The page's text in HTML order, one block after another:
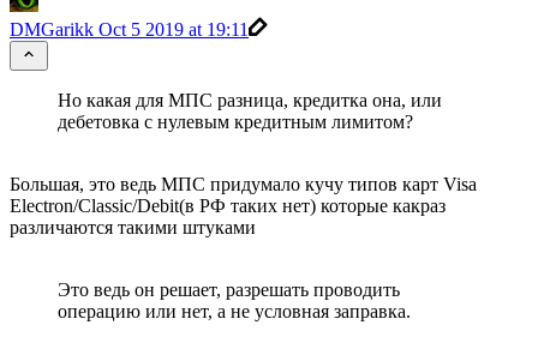
DMGarikk Oct 5 2019 at 19:11
Но какая для МПС разница, кредитка она, или
дебетовка с нулевым кредитным лимитом?
Большая, это ведь МПС придумало кучу типов карт Visa
Electron/Classic/Debit(в РФ таких нет) которые какраз
различаются такими штуками
Это ведь он решает, разрешать проводить
операцию или нет, а не условная заправка.